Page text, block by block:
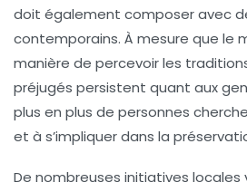
doit également composer avec
contemporains. À mesure que le
manière de percevoir les
préjugés persistent quant aux
plus en plus de personnes
et à s’impliquer dans la
De nombreuses initiatives locales